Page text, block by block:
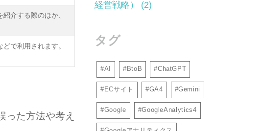
介する際のほか、
で利用されます。
った方法や考え
経営戦略）
(2)
タグ
AI BtoB ChatGPT
ECサイト GA4 Gemini
Google GoogleAnalytics4